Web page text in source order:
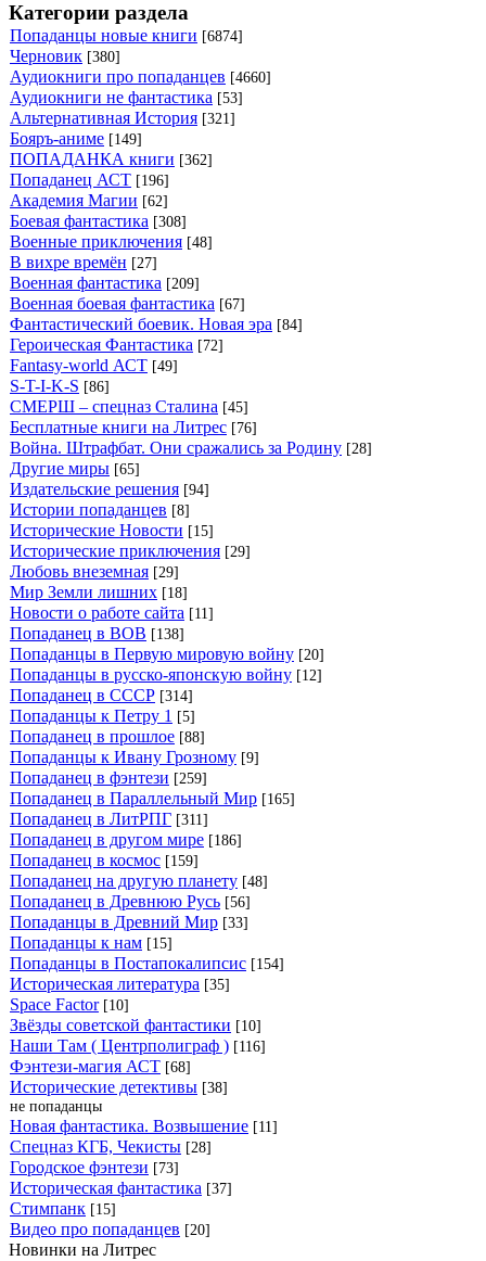
Категории раздела
Попаданцы новые книги [6874]
Черновик [380]
Аудиокниги про попаданцев [4660]
Аудиокниги не фантастика [53]
Альтернативная История [321]
Бояръ-аниме [149]
ПОПАДАНКА книги [362]
Попаданец АСТ [196]
Академия Магии [62]
Боевая фантастика [308]
Военные приключения [48]
В вихре времён [27]
Военная фантастика [209]
Военная боевая фантастика [67]
Фантастический боевик. Новая эра [84]
Героическая Фантастика [72]
Fantasy-world АСТ [49]
S-T-I-K-S [86]
СМЕРШ – спецназ Сталина [45]
Бесплатные книги на Литрес [76]
Война. Штрафбат. Они сражались за Родину [28]
Другие миры [65]
Издательские решения [94]
Истории попаданцев [8]
Исторические Новости [15]
Исторические приключения [29]
Любовь внеземная [29]
Мир Земли лишних [18]
Новости о работе сайта [11]
Попаданец в ВОВ [138]
Попаданцы в Первую мировую войну [20]
Попаданцы в русско-японскую войну [12]
Попаданец в СССР [314]
Попаданцы к Петру 1 [5]
Попаданец в прошлое [88]
Попаданцы к Ивану Грозному [9]
Попаданец в фэнтези [259]
Попаданец в Параллельный Мир [165]
Попаданец в ЛитРПГ [311]
Попаданец в другом мире [186]
Попаданец в космос [159]
Попаданец на другую планету [48]
Попаданец в Древнюю Русь [56]
Попаданцы в Древний Мир [33]
Попаданцы к нам [15]
Попаданцы в Постапокалипсис [154]
Историческая литература [35]
Space Factor [10]
Звёзды советской фантастики [10]
Наши Там ( Центрполиграф ) [116]
Фэнтези-магия АСТ [68]
Исторические детективы [38]
не попаданцы
Новая фантастика. Возвышение [11]
Спецназ КГБ, Чекисты [28]
Городское фэнтези [73]
Историческая фантастика [37]
Стимпанк [15]
Видео про попаданцев [20]
Новинки на Литрес